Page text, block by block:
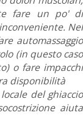
fare un po' di
Nel
automassaggio
(in questo caso
o fare impacchi
disponibilità
del ghiaccio
aiuta